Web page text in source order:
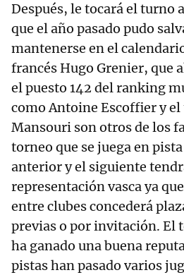
Después, le tocará el turno
que el año pasado pudo
mantenerse en el
francés Hugo Grenier, que
el puesto 142 del ranking
como Antoine Escoffier y
Mansouri son otros de los
torneo que se juega en
anterior y el siguiente
representación vasca ya
entre clubes concederá
previas o por invitación. El
ha ganado una buena
pistas han pasado varios